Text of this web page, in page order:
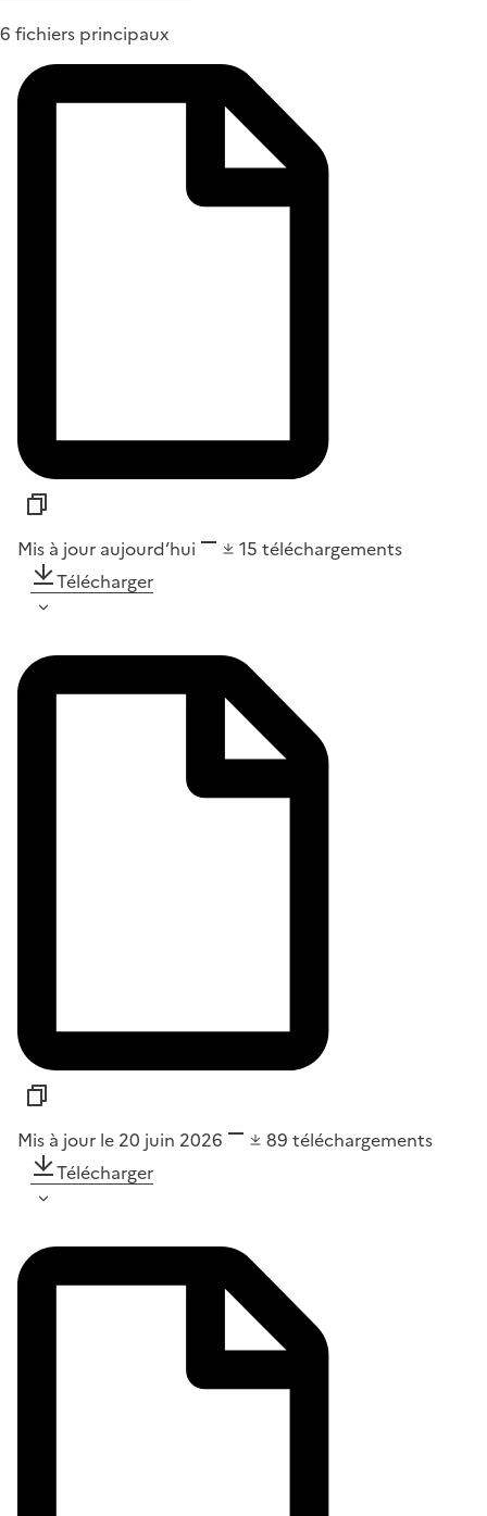
6 fichiers principaux
Mis à jour aujourd’hui 15 téléchargements
Télécharger
Mis à jour le 20 juin 2026 89 téléchargements
Télécharger